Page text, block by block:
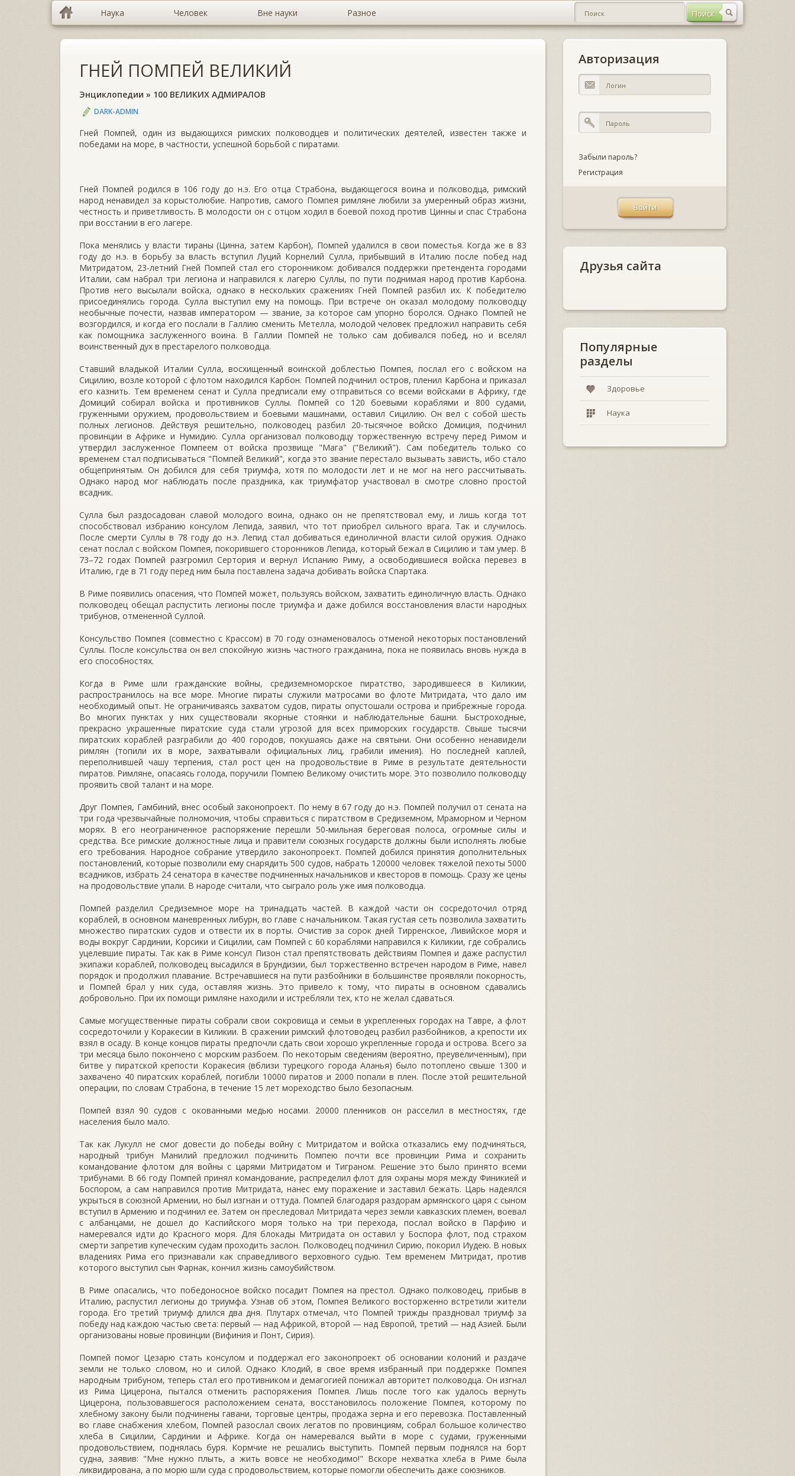
Наука Человек Вне науки Разное
ГНЕЙ ПОМПЕЙ ВЕЛИКИЙ
Энциклопедии » 100 ВЕЛИКИХ АДМИРАЛОВ
DARK-ADMIN
Гней Помпей, один из выдающихся римских полководцев и политических деятелей, известен также и
победами на море, в частности, успешной борьбой с пиратами.
Гней Помпей родился в 106 году до н.э. Его отца Страбона, выдающегося воина и полководца, римский
народ ненавидел за корыстолюбие. Напротив, самого Помпея римляне любили за умеренный образ жизни,
честность и приветливость. В молодости он с отцом ходил в боевой поход против Цинны и спас Страбона
при восстании в его лагере.
Пока менялись у власти тираны (Цинна, затем Карбон), Помпей удалился в свои поместья. Когда же в 83
году до н.э. в борьбу за власть вступил Луций Корнелий Сулла, прибывший в Италию после побед над
Митридатом, 23-летний Гней Помпей стал его сторонником: добивался поддержки претендента городами
Италии, сам набрал три легиона и направился к лагерю Суллы, по пути поднимая народ против Карбона.
Против него высылали войска, однако в нескольких сражениях Гней Помпей разбил их. К победителю
присоединялись города. Сулла выступил ему на помощь. При встрече он оказал молодому полководцу
необычные почести, назвав императором — звание, за которое сам упорно боролся. Однако Помпей не
возгордился, и когда его послали в Галлию сменить Метелла, молодой человек предложил направить себя
как помощника заслуженного воина. В Галлии Помпей не только сам добивался побед, но и вселял
воинственный дух в престарелого полководца.
Ставший владыкой Италии Сулла, восхищенный воинской доблестью Помпея, послал его с войском на
Сицилию, возле которой с флотом находился Карбон. Помпей подчинил остров, пленил Карбона и приказал
его казнить. Тем временем сенат и Сулла предписали ему отправиться со всеми войсками в Африку, где
Домиций собирал войска и противников Суллы. Помпей со 120 боевыми кораблями и 800 судами,
груженными оружием, продовольствием и боевыми машинами, оставил Сицилию. Он вел с собой шесть
полных легионов. Действуя решительно, полководец разбил 20-тысячное войско Домиция, подчинил
провинции в Африке и Нумидию. Сулла организовал полководцу торжественную встречу перед Римом и
утвердил заслуженное Помпеем от войска прозвище "Мага" ("Великий"). Сам победитель только со
временем стал подписываться "Помпей Великий", когда это звание перестало вызывать зависть, ибо стало
общепринятым. Он добился для себя триумфа, хотя по молодости лет и не мог на него рассчитывать.
Однако народ мог наблюдать после праздника, как триумфатор участвовал в смотре словно простой
всадник.
Сулла был раздосадован славой молодого воина, однако он не препятствовал ему, и лишь когда тот
способствовал избранию консулом Лепида, заявил, что тот приобрел сильного врага. Так и случилось.
После смерти Суллы в 78 году до н.э. Лепид стал добиваться единоличной власти силой оружия. Однако
сенат послал с войском Помпея, покорившего сторонников Лепида, который бежал в Сицилию и там умер. В
73–72 годах Помпей разгромил Сертория и вернул Испанию Риму, а освободившиеся войска перевез в
Италию, где в 71 году перед ним была поставлена задача добивать войска Спартака.
В Риме появились опасения, что Помпей может, пользуясь войском, захватить единоличную власть. Однако
полководец обещал распустить легионы после триумфа и даже добился восстановления власти народных
трибунов, отмененной Суллой.
Консульство Помпея (совместно с Крассом) в 70 году ознаменовалось отменой некоторых постановлений
Суллы. После консульства он вел спокойную жизнь частного гражданина, пока не появилась вновь нужда в
его способностях.
Когда в Риме шли гражданские войны, средиземноморское пиратство, зародившееся в Киликии,
распространилось на все море. Многие пираты служили матросами во флоте Митридата, что дало им
необходимый опыт. Не ограничиваясь захватом судов, пираты опустошали острова и прибрежные города.
Во многих пунктах у них существовали якорные стоянки и наблюдательные башни. Быстроходные,
прекрасно украшенные пиратские суда стали угрозой для всех приморских государств. Свыше тысячи
пиратских кораблей разграбили до 400 городов, покушаясь даже на святыни. Они особенно ненавидели
римлян (топили их в море, захватывали официальных лиц, грабили имения). Но последней каплей,
переполнившей чашу терпения, стал рост цен на продовольствие в Риме в результате деятельности
пиратов. Римляне, опасаясь голода, поручили Помпею Великому очистить море. Это позволило полководцу
проявить свой талант и на море.
Друг Помпея, Гамбиний, внес особый законопроект. По нему в 67 году до н.э. Помпей получил от сената на
три года чрезвычайные полномочия, чтобы справиться с пиратством в Средиземном, Мраморном и Черном
морях. В его неограниченное распоряжение перешли 50-мильная береговая полоса, огромные силы и
средства. Все римские должностные лица и правители союзных государств должны были исполнять любые
его требования. Народное собрание утвердило законопроект. Помпей добился принятия дополнительных
постановлений, которые позволили ему снарядить 500 судов, набрать 120000 человек тяжелой пехоты 5000
всадников, избрать 24 сенатора в качестве подчиненных начальников и квесторов в помощь. Сразу же цены
на продовольствие упали. В народе считали, что сыграло роль уже имя полководца.
Помпей разделил Средиземное море на тринадцать частей. В каждой части он сосредоточил отряд
кораблей, в основном маневренных либурн, во главе с начальником. Такая густая сеть позволила захватить
множество пиратских судов и отвести их в порты. Очистив за сорок дней Тирренское, Ливийское моря и
воды вокруг Сардинии, Корсики и Сицилии, сам Помпей с 60 кораблями направился к Киликии, где собрались
уцелевшие пираты. Так как в Риме консул Пизон стал препятствовать действиям Помпея и даже распустил
экипажи кораблей, полководец высадился в Брундизии, был торжественно встречен народом в Риме, навел
порядок и продолжил плавание. Встречавшиеся на пути разбойники в большинстве проявляли покорность,
и Помпей брал у них суда, оставляя жизнь. Это привело к тому, что пираты в основном сдавались
добровольно. При их помощи римляне находили и истребляли тех, кто не желал сдаваться.
Самые могущественные пираты собрали свои сокровища и семьи в укрепленных городах на Тавре, а флот
сосредоточили у Коракесии в Киликии. В сражении римский флотоводец разбил разбойников, а крепости их
взял в осаду. В конце концов пираты предпочли сдать свои хорошо укрепленные города и острова. Всего за
три месяца было покончено с морским разбоем. По некоторым сведениям (вероятно, преувеличенным), при
битве у пиратской крепости Коракесия (вблизи турецкого города Аланья) было потоплено свыше 1300 и
захвачено 40 пиратских кораблей, погибли 10000 пиратов и 2000 попали в плен. После этой решительной
операции, по словам Страбона, в течение 15 лет мореходство было безопасным.
Помпей взял 90 судов с окованными медью носами. 20000 пленников он расселил в местностях, где
населения было мало.
Так как Лукулл не смог довести до победы войну с Митридатом и войска отказались ему подчиняться,
народный трибун Манилий предложил подчинить Помпею почти все провинции Рима и сохранить
командование флотом для войны с царями Митридатом и Тиграном. Решение это было принято всеми
трибунами. В 66 году Помпей принял командование, распределил флот для охраны моря между Финикией и
Боспором, а сам направился против Митридата, нанес ему поражение и заставил бежать. Царь надеялся
укрыться в союзной Армении, но был изгнан и оттуда. Помпей благодаря раздорам армянского царя с сыном
вступил в Армению и подчинил ее. Затем он преследовал Митридата через земли кавказских племен, воевал
с албанцами, не дошел до Каспийского моря только на три перехода, послал войско в Парфию и
намеревался идти до Красного моря. Для блокады Митридата он оставил у Боспора флот, под страхом
смерти запретив купеческим судам проходить заслон. Полководец подчинил Сирию, покорил Иудею. В новых
владениях Рима его признавали как справедливого верховного судью. Тем временем Митридат, против
которого выступил сын Фарнак, кончил жизнь самоубийством.
В Риме опасались, что победоносное войско посадит Помпея на престол. Однако полководец, прибыв в
Италию, распустил легионы до триумфа. Узнав об этом, Помпея Великого восторженно встретили жители
города. Его третий триумф длился два дня. Плутарх отмечал, что Помпей трижды праздновал триумф за
победу над каждою частью света: первый — над Африкой, второй — над Европой, третий — над Азией. Были
организованы новые провинции (Вифиния и Понт, Сирия).
Помпей помог Цезарю стать консулом и поддержал его законопроект об основании колоний и раздаче
земли не только словом, но и силой. Однако Клодий, в свое время избранный при поддержке Помпея
народным трибуном, теперь стал его противником и демагогией понижал авторитет полководца. Он изгнал
из Рима Цицерона, пытался отменить распоряжения Помпея. Лишь после того как удалось вернуть
Цицерона, пользовавшегося расположением сената, восстановилось положение Помпея, которому по
хлебному закону были подчинены гавани, торговые центры, продажа зерна и его перевозка. Поставленный
во главе снабжения хлебом, Помпей разослал своих легатов по провинциям, собрал большое количество
хлеба в Сицилии, Сардинии и Африке. Когда он намеревался выйти в море с судами, груженными
продовольствием, поднялась буря. Кормчие не решались выступить. Помпей первым поднялся на борт
судна, заявив: "Мне нужно плыть, а жить вовсе не необходимо!" Вскоре нехватка хлеба в Риме была
ликвидирована, а по морю шли суда с продовольствием, которые помогли обеспечить даже союзников.
Авторизация
Забыли пароль?
Регистрация
Друзья сайта
Популярные
разделы
Здоровье
Наука